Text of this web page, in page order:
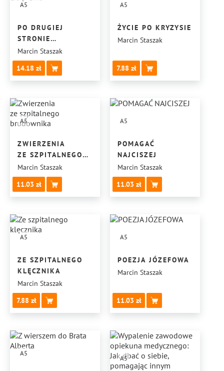
A5
PO DRUGIEJ
STRONIE
CIERPIENIA
Marcin Staszak
14.18
A5
ŻYCIE PO KRYZYSIE
Marcin Staszak
7.88
A5
ZWIERZENIA
ZE SZPITALNEGO
BRUDOWNIKA
Marcin Staszak
11.03
A5
POMAGAĆ
NAJCISZEJ
Marcin Staszak
11.03
A5
ZE SZPITALNEGO
KLĘCZNIKA
Marcin Staszak
7.88
A5
POEZJA JÓZEFOWA
Marcin Staszak
11.03
A5
A5